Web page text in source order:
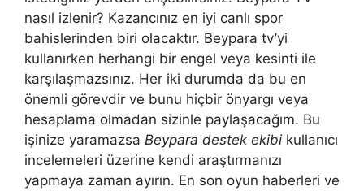
nasıl izlenir? Kazancınız en iyi canlı spor
bahislerinden biri olacaktır. Beypara tv’yi
kullanırken herhangi bir engel veya kesinti ile
karşılaşmazsınız. Her iki durumda da bu en
önemli görevdir ve bunu hiçbir önyargı veya
hesaplama olmadan sizinle paylaşacağım. Bu
işinize yaramazsa Beypara destek ekibi kullanıcı
incelemeleri üzerine kendi araştırmanızı
yapmaya zaman ayırın. En son oyun haberleri ve